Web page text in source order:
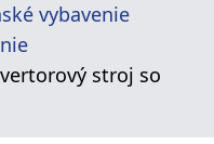
vybavenie
stroj so